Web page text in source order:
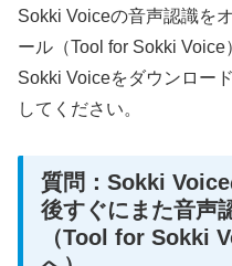
Sokki Voiceの音声認識を
ール（Tool for Sokki
Sokki Voiceをダウンロー
してください。
質問：Sokki
後すぐにまた音声
（Tool for Sokki